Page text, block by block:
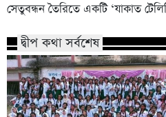
সেতুবন্ধন তৈরিতে একটি ‘যাকাত
দ্বীপ কথা সর্বশেষ